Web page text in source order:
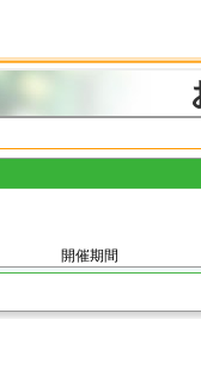
開催期間